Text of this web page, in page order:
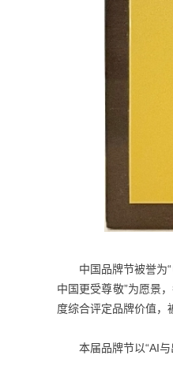
中国品牌节被誉为
中国更受尊敬”为愿景
度综合评定品牌价值，
本届品牌节以“AI